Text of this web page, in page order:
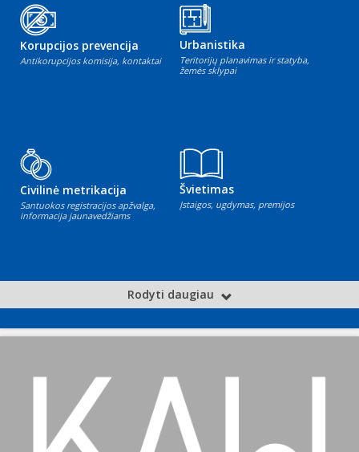
Korupcijos prevencija
Antikorupcijos komisija, kontaktai
Urbanistika
Teritorijų planavimas ir statyba,
žemės sklypai
Civilinė metrikacija
Santuokos registracijos apžvalga,
informacija jaunavedžiams
Švietimas
Įstaigos, ugdymas, premijos
Rodyti daugiau